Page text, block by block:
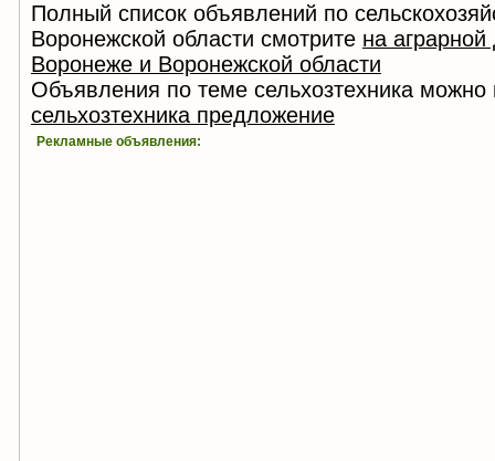
Полный список объявлений по
Воронежской области смотрите на
Воронеже и Воронежской области
Объявления по теме сельхозтехника можно
сельхозтехника предложение
Рекламные объявления: